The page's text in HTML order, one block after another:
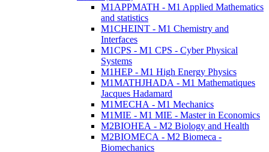
M1APPMATH - M1 Applied Mathematics
and statistics
M1CHEINT - M1 Chemistry and
Interfaces
M1CPS - M1 CPS - Cyber Physical
Systems
M1HEP - M1 High Energy Physics
M1MATHJHADA - M1 Mathematiques
Jacques Hadamard
M1MECHA - M1 Mechanics
M1MIE - M1 MIE - Master in Economics
M2BIOHEA - M2 Biology and Health
M2BIOMECA - M2 Biomeca -
Biomechanics